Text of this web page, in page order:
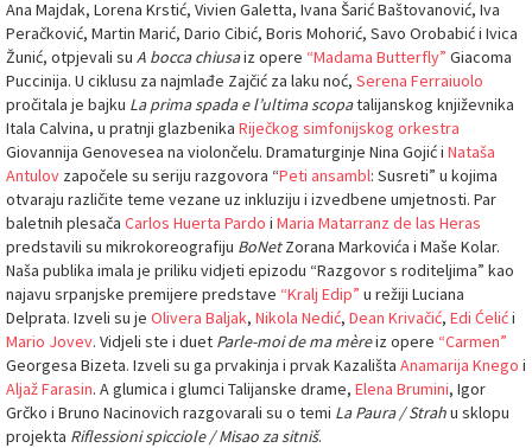
Ana Majdak, Lorena Krstić, Vivien Galetta, Ivana Šarić Baštovanović, Iva
Peračković, Martin Marić, Dario Cibić, Boris Mohorić, Savo Orobabić i Ivica
Žunić, otpjevali su A bocca chiusaiz opere “Madama Butterfly” Giacoma
Puccinija. U ciklusu za najmlađe Zajčić za laku noć, Serena Ferraiuolo
pročitala je bajku La prima spada e l’ultima scopatalijanskog književnika
Itala Calvina, u pratnji glazbenika Riječkog simfonijskog orkestra
Giovannija Genovesea na violončelu. Dramaturginje Nina Gojić i Nataša
Antulov započele su seriju razgovora “Peti ansambl: Susreti” u kojima
otvaraju različite teme vezane uz inkluziju i izvedbene umjetnosti. Par
baletnih plesača Carlos Huerta Pardo i Maria Matarranz de las Heras
predstavili su mikrokoreografiju BoNetZorana Markovića i Maše Kolar.
Naša publika imala je priliku vidjeti epizodu “Razgovor s roditeljima” kao
najavu srpanjske premijere predstave “Kralj Edip” u režiji Luciana
Delprata. Izveli su je Olivera Baljak, Nikola Nedić, Dean Krivačić, Edi Ćelići
Mario Jovev. Vidjeli ste i duet Parle-moi de ma mèreiz opere “Carmen”
Georgesa Bizeta. Izveli su ga prvakinja i prvak Kazališta Anamarija Knego i
Aljaž Farasin. A glumica i glumci Talijanske drame, Elena Brumini, Igor
Grčko i Bruno Nacinovich razgovarali su o temi La Paura / Strahu sklopu
projekta Riflessioni spicciole / Misao za sitniš.